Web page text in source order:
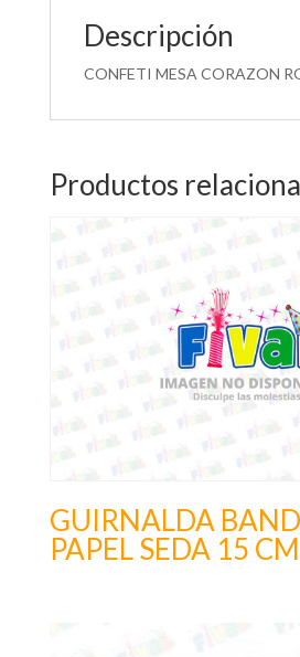
Descripción
CONFETI MESA CORAZON
Productos
GUIRNALDA
PAPEL SEDA 15